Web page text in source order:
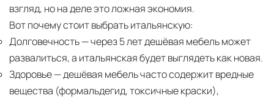
взгляд, но на деле это ложная экономия.
Вот почему стоит выбрать итальянскую:
Долговечность— через 5 лет дешёвая мебель может
развалиться, а итальянская будет выглядеть как новая.
Здоровье— дешёвая мебель часто содержит вредные
вещества (формальдегид, токсичные краски),